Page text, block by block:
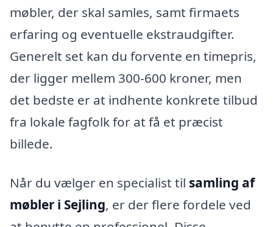
møbler, der skal samles, samt firmaets
erfaring og eventuelle ekstraudgifter.
Generelt set kan du forvente en timepris,
der ligger mellem 300-600 kroner, men
det bedste er at indhente konkrete tilbud
fra lokale fagfolk for at få et præcist
billede.
Når du vælger en specialist til samling af
møbler i Sejling, er der flere fordele ved